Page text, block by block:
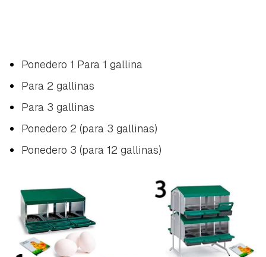
Ponedero 1 Para 1 gallina
Para 2 gallinas
Para 3 gallinas
Ponedero 2 (para 3 gallinas)
Ponedero 3 (para 12 gallinas)